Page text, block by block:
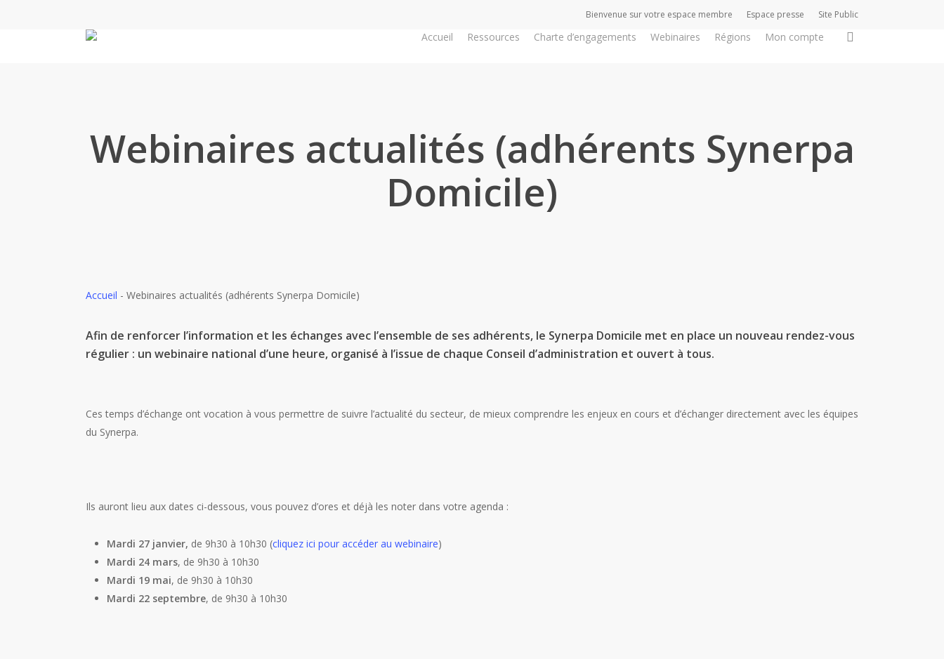
Bienvenue sur votre espace membre Espace presse Site Public
Accueil Ressources Charte d’engagements Webinaires Régions Mon compte
Webinaires actualités (adhérents Synerpa
Domicile)
Accueil - Webinaires actualités (adhérents Synerpa Domicile)
Afin de renforcer l’information et les échanges avec l’ensemble de ses adhérents, le Synerpa Domicile met en place un nouveau rendez-vous
régulier : un webinaire national d’une heure, organisé à l’issue de chaque Conseil d’administration et ouvert à tous.
Ces temps d’échange ont vocation à vous permettre de suivre l’actualité du secteur, de mieux comprendre les enjeux en cours et d’échanger directement avec les équipes
du Synerpa.
Ils auront lieu aux dates ci-dessous, vous pouvez d’ores et déjà les noter dans votre agenda :
Mardi 27 janvier, de 9h30 à 10h30 (cliquez ici pour accéder au webinaire)
Mardi 24 mars, de 9h30 à 10h30
Mardi 19 mai, de 9h30 à 10h30
Mardi 22 septembre, de 9h30 à 10h30